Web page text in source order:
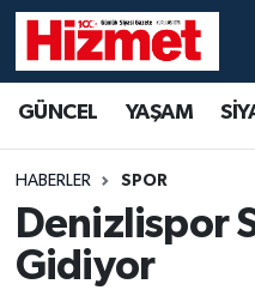
GÜNCEL YAŞAM
HABERLER SPOR
Denizlispor
Gidiyor
YAŞAM
SİYASET
SAĞLIK
Denizli Hava
Denizli Trafik
Süper Lig Puan